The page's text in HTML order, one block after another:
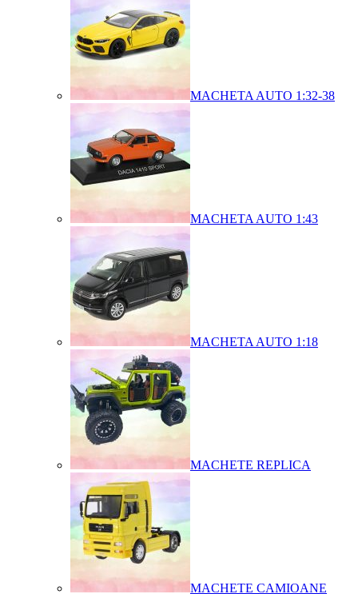
MACHETA AUTO 1:32-38
MACHETA AUTO 1:43
MACHETA AUTO 1:18
MACHETE REPLICA
MACHETE CAMIOANE